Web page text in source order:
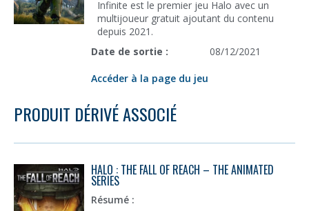
Infinite est le premier jeu Halo avec un
multijoueur gratuit ajoutant du contenu
depuis 2021.
Date de sortie :
08/12/2021
Accéder à la page du jeu
PRODUIT DÉRIVÉ ASSOCIÉ
HALO : THE FALL OF REACH – THE ANIMATED
SERIES
Résumé :